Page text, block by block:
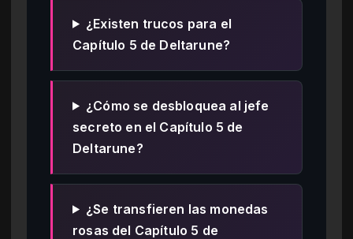
¿Existen trucos para el
Capítulo 5 de Deltarune?
¿Cómo se desbloquea al jefe
secreto en el Capítulo 5 de
Deltarune?
¿Se transfieren las monedas
rosas del Capítulo 5 de